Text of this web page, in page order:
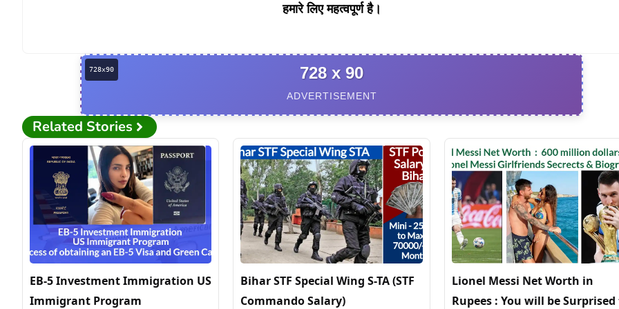
हमारे लिए महत्वपूर्ण है।
728 x 90
ADVERTISEMENT
Related Stories
EB-5 Investment Immigration US
Immigrant Program
Bihar STF Special Wing S-TA (STF
Commando Salary)
Lionel Messi Net Worth in
Rupees : You will be